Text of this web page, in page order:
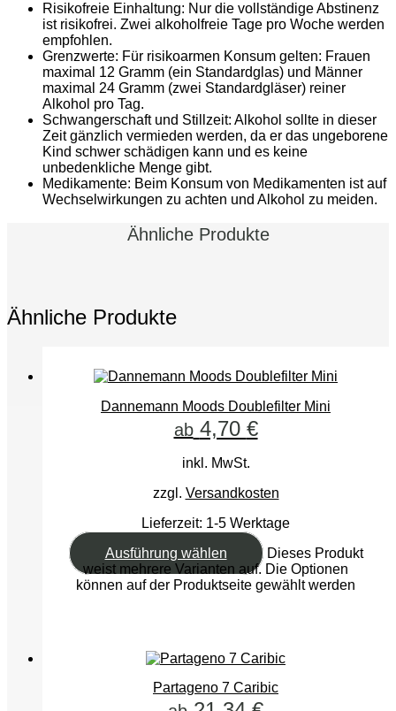
Risikofreie Einhaltung: Nur die vollständige Abstinenz
ist risikofrei. Zwei alkoholfreie Tage pro Woche werden
empfohlen.
Grenzwerte: Für risikoarmen Konsum gelten: Frauen
maximal 12 Gramm (ein Standardglas) und Männer
maximal 24 Gramm (zwei Standardgläser) reiner
Alkohol pro Tag.
Schwangerschaft und Stillzeit: Alkohol sollte in dieser
Zeit gänzlich vermieden werden, da er das ungeborene
Kind schwer schädigen kann und es keine
unbedenkliche Menge gibt.
Medikamente: Beim Konsum von Medikamenten ist auf
Wechselwirkungen zu achten und Alkohol zu meiden.
Ähnliche Produkte
Ähnliche Produkte
Dannemann Moods Doublefilter Mini
ab 4,70 €
inkl. MwSt.
zzgl. Versandkosten
Lieferzeit: 1-5 Werktage
Ausführung wählen
Dieses Produkt
weist mehrere Varianten auf. Die Optionen
können auf der Produktseite gewählt werden
Partageno 7 Caribic